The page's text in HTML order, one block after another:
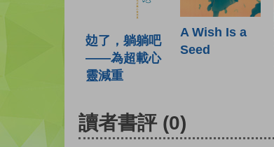
攰了，躺躺吧
——為超載心
靈減重
A Wish Is a
Seed
讀者書評 (0)